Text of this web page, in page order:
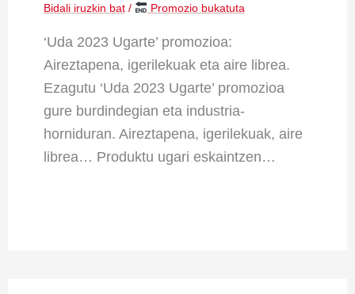
Bidali iruzkin bat / Promozio bukatuta
‘Uda 2023 Ugarte’ promozioa:
Aireztapena, igerilekuak eta aire librea.
Ezagutu ‘Uda 2023 Ugarte’ promozioa
gure burdindegian eta industria-
horniduran. Aireztapena, igerilekuak, aire
librea… Produktu ugari eskaintzen…